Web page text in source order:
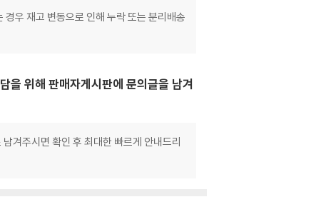
우 재고 변동으로 인해 누락 또는 분리배송
을 위해 판매자게시판에 문의글을 남겨
겨주시면 확인 후 최대한 빠르게 안내드리